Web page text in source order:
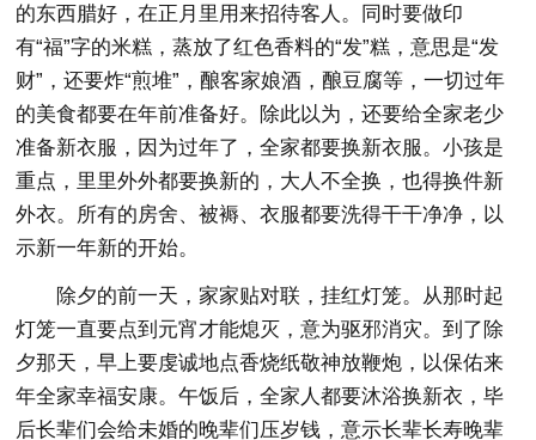
的东西腊好，在正月里用来招待客人。同时要做印
有“福”字的米糕，蒸放了红色香料的“发”糕，意思是“发
财”，还要炸“煎堆”，酿客家娘酒，酿豆腐等，一切过年
的美食都要在年前准备好。除此以为，还要给全家老少
准备新衣服，因为过年了，全家都要换新衣服。小孩是
重点，里里外外都要换新的，大人不全换，也得换件新
外衣。所有的房舍、被褥、衣服都要洗得干干净净，以
示新一年新的开始。
除夕的前一天，家家贴对联，挂红灯笼。从那时起
灯笼一直要点到元宵才能熄灭，意为驱邪消灾。到了除
夕那天，早上要虔诚地点香烧纸敬神放鞭炮，以保佑来
年全家幸福安康。午饭后，全家人都要沐浴换新衣，毕
后长辈们会给未婚的晚辈们压岁钱，意示长辈长寿晚辈